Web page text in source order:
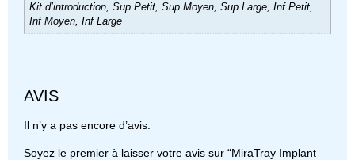
Kit d’introduction, Sup Petit, Sup Moyen, Sup Large, Inf Petit,
Inf Moyen, Inf Large
AVIS
Il n’y a pas encore d’avis.
Soyez le premier à laisser votre avis sur “MiraTray Implant –